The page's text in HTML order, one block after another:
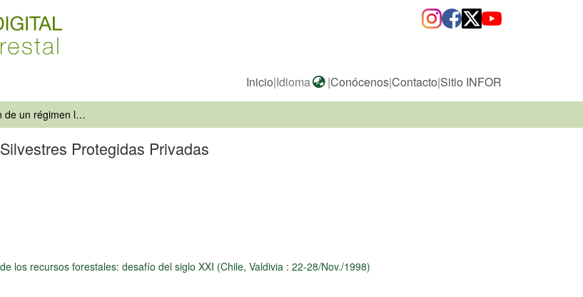
Inicio|Idioma |Conócenos|Contacto|Sitio INFOR
Formulación de un régimen legal de Areas Silvestres Protegidas Privadas
Protegidas Privadas
los recursos forestales: desafío del siglo XXI (Chile, Valdivia : 22-28/Nov./1998)